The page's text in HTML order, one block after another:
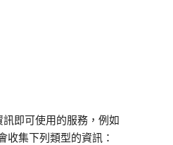
即可使用的服務，例如
收集下列類型的資訊：